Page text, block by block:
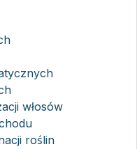
włosów
roślin